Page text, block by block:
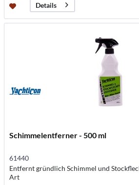
Details
Schimmelentferner - 500 ml
61440
Entfernt gründlich Schimmel und
Art